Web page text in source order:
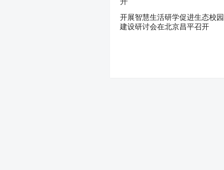
开展智慧生活研学促进生态校园
建设研讨会在北京昌平召开